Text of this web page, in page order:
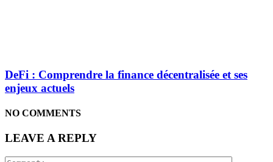
DeFi : Comprendre la finance décentralisée et ses
enjeux actuels
NO COMMENTS
LEAVE A REPLY